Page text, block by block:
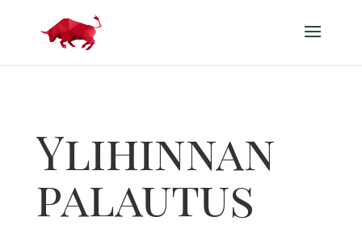
Ylihinnan
palautus